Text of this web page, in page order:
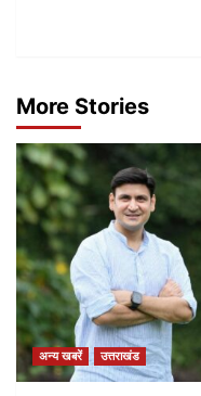
More Stories
अन्य खबरें उत्तराखंड